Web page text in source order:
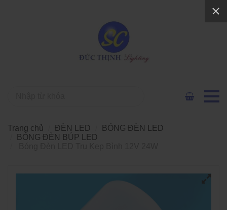
Trang chủ ĐÈN LED
BÓNG ĐÈN LED
BÓNG ĐÈN BÚP LED